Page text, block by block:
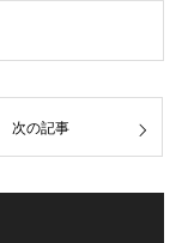
次の記事